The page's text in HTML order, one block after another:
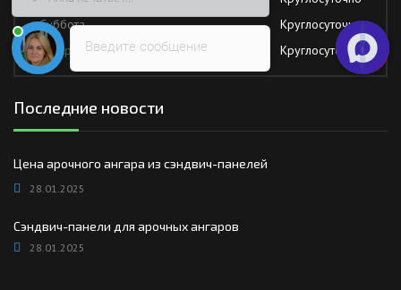
Суббота
Круглосуточно
Воскресение
Круглосуточно
Последние новости
Цена арочного ангара из сэндвич-панелей
28.01.2025
Сэндвич-панели для арочных ангаров
28.01.2025
Введите сообщение